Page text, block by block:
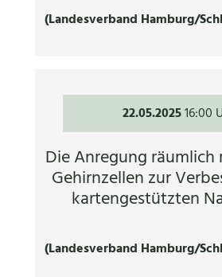
(Landesverband Hamburg/
22.05.202516:00
Die Anregung räumlich
Gehirnzellen zur
kartengestützten
(Landesverband Hamburg/